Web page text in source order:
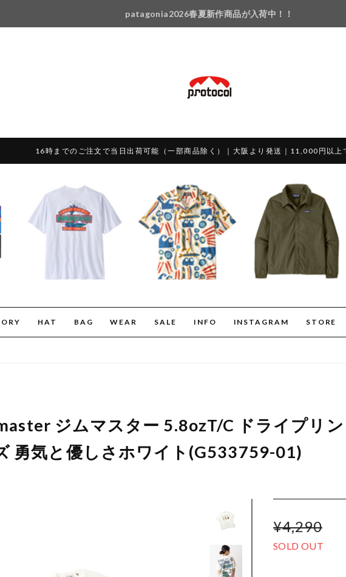
patagonia2026春夏新作商品が入荷中！！
16時までのご注文で当日出荷可能（一部商品除く）｜大阪より発送｜11,000円以上
HAT BAG WEAR SALE INFO INSTAGRAM STORE
ジムマスター 5.8ozT/C ドライプリ
勇気と優しさホワイト(G533759-01)
¥4,290
SOLD OUT